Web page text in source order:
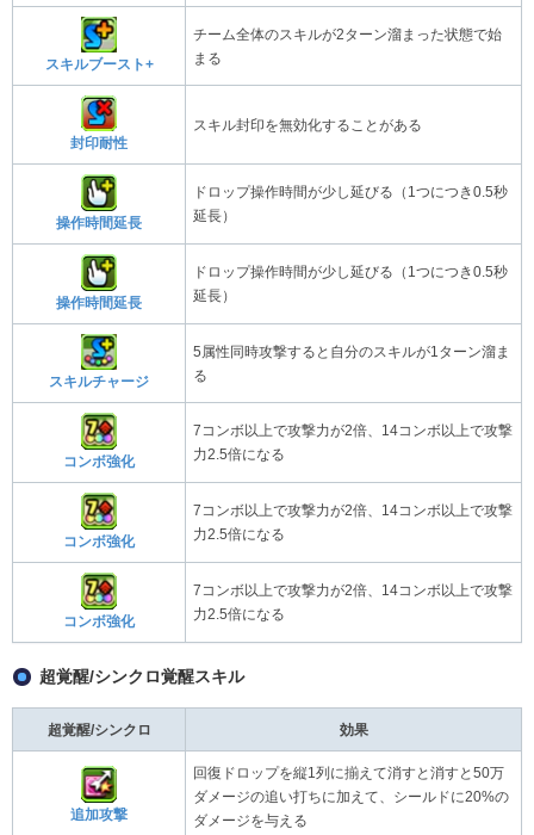
スキルブースト+
チーム全体のスキルが2ターン溜まった状態で始
まる
封印耐性
スキル封印を無効化することがある
操作時間延長
ドロップ操作時間が少し延びる（1つにつき0.5秒
延長）
操作時間延長
ドロップ操作時間が少し延びる（1つにつき0.5秒
延長）
スキルチャージ
5属性同時攻撃すると自分のスキルが1ターン溜ま
る
コンボ強化
7コンボ以上で攻撃力が2倍、14コンボ以上で攻撃
力2.5倍になる
コンボ強化
7コンボ以上で攻撃力が2倍、14コンボ以上で攻撃
力2.5倍になる
コンボ強化
7コンボ以上で攻撃力が2倍、14コンボ以上で攻撃
力2.5倍になる
超覚醒/シンクロ覚醒スキル
超覚醒/シンクロ 効果
追加攻撃
回復ドロップを縦1列に揃えて消すと消すと50万
ダメージの追い打ちに加えて、シールドに20%の
ダメージを与える